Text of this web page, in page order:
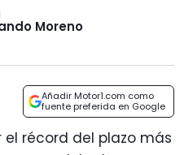
Moreno
Añadir Motor1.com como
fuente preferida en Google
récord del plazo más